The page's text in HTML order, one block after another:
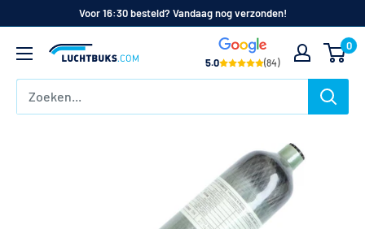
inhoud
Voor 16:30 besteld? Vandaag nog verzonden!
Luchtbuks.com
5.0 (84)
0